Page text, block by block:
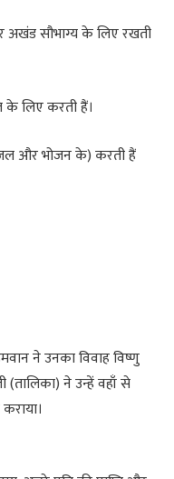
अखंड सौभाग्य के लिए रखती
के लिए करती हैं।
जल और भोजन के) करती हैं
ने उनका विवाह विष्णु
(तालिका) ने उन्हें वहाँ से